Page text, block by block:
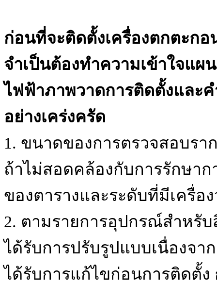
ก่อนที่จะติดตั้งเครื่องตกตะก
จำเป็นต้องทำความเข้าใจแผ
ไฟฟ้าภาพวาดการติดตั้งและ
อย่างเคร่งครัด
1. ขนาดของการตรวจสอบร
ถ้าไม่สอดคล้องกับการรักษา
ของตารางและระดับที่มีเครื่อ
2. ตามรายการอุปกรณ์สำหรั
ได้รับการปรับรูปแบบเนื่องจา
ได้รับการแก้ไขก่อนการติดตั้